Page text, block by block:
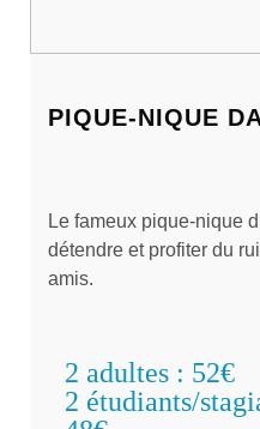
PIQUE-NIQUE
Le fameux pique-nique
détendre et profiter du
amis.
2 adultes : 52€
2 étudiants/